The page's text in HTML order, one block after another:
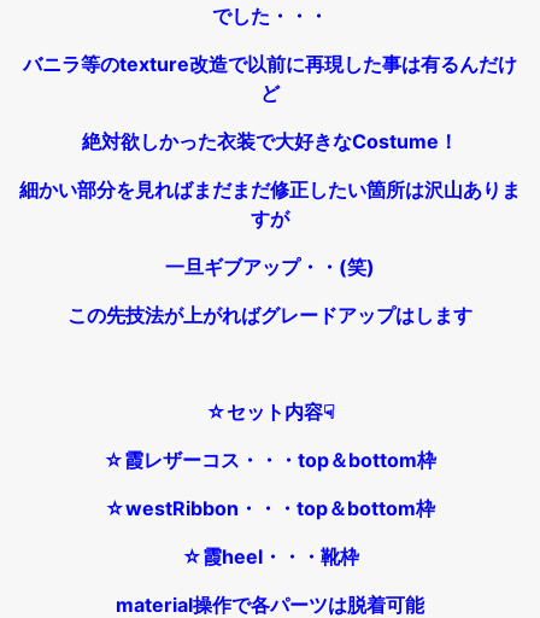
でした・・・
バニラ等のtexture改造で以前に再現した事は有るんだけ
ど
絶対欲しかった衣装で大好きなCostume！
細かい部分を見ればまだまだ修正したい箇所は沢山ありま
すが
一旦ギブアップ・・(笑)
この先技法が上がればグレードアップはします
☆セット内容☟
☆霞レザーコス・・・top＆bottom枠
☆westRibbon・・・top＆bottom枠
☆霞heel・・・靴枠
material操作で各パーツは脱着可能